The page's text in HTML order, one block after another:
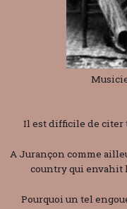
Il est difficile de citer
A Jurançon comme
country qui envahit
Pourquoi un tel